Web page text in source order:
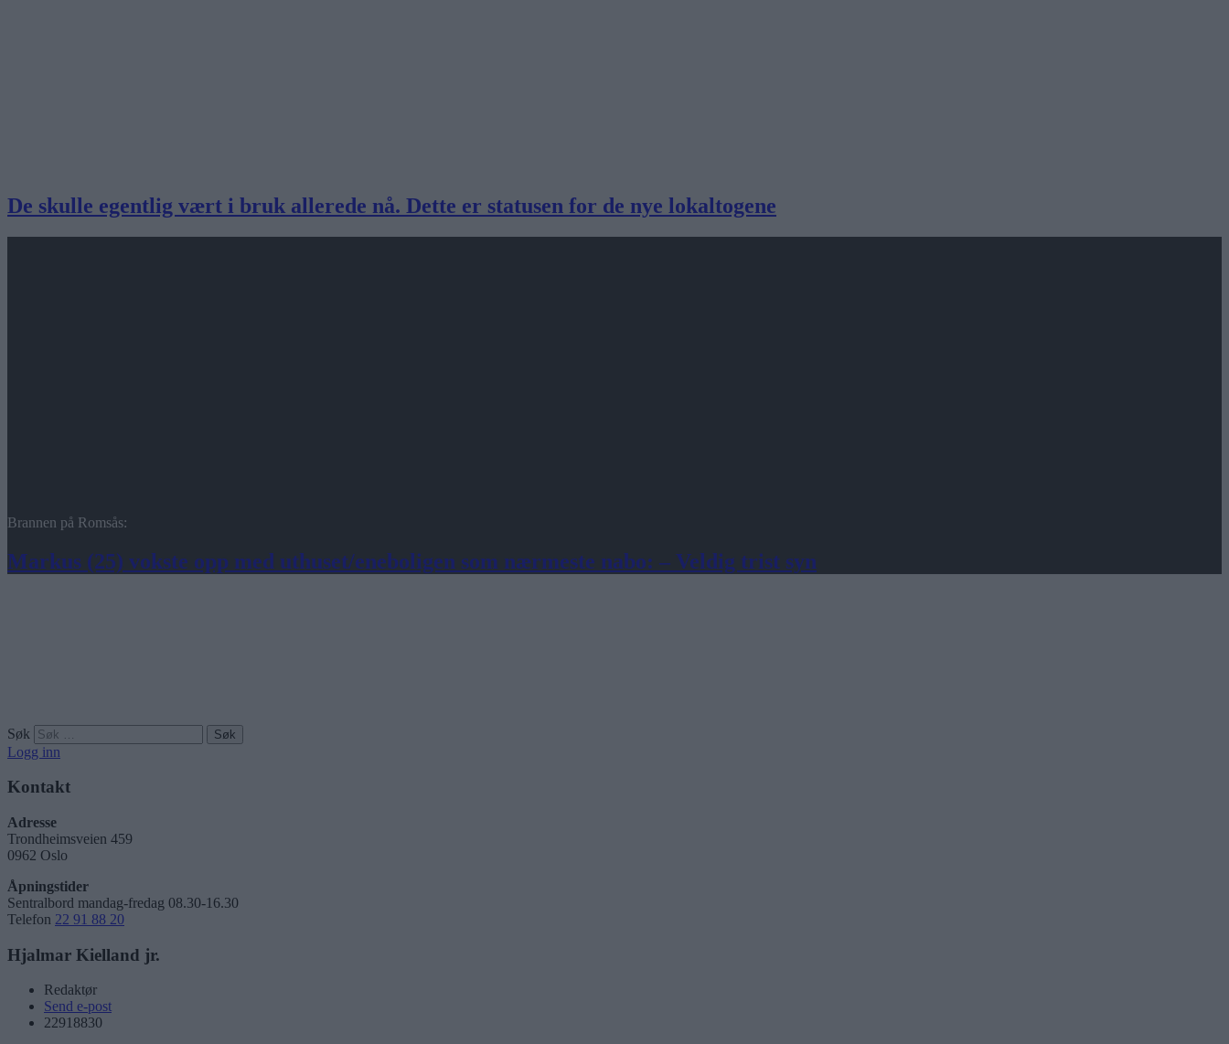
De skulle egentlig vært i bruk allerede nå. Dette er statusen for de nye lokaltogene
Brannen på Romsås:
Markus (25) vokste opp med uthuset/eneboligen som nærmeste nabo: – Veldig trist syn
Søk
Logg inn
Kontakt
Adresse
Trondheimsveien 459
0962 Oslo
Åpningstider
Sentralbord mandag-fredag 08.30-16.30
Telefon 22 91 88 20
Hjalmar Kielland jr.
Redaktør
Send e-post
22918830